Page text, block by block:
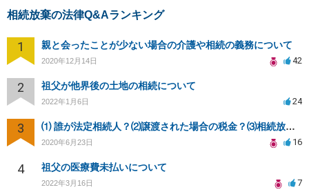
相続放棄の法律Q&Aランキング
1 親と会ったことが少ない場合の介護や相続の義務について
2020年12月14日 42
2 祖父が他界後の土地の相続について
2022年1月6日 24
3 ⑴ 誰が法定相続人？⑵譲渡された場合の税金？⑶相続放棄後同じ不動産を相続できない？⑷借金返済義務は？
2020年6月23日 16
4 祖父の医療費未払いについて
2022年3月16日 7